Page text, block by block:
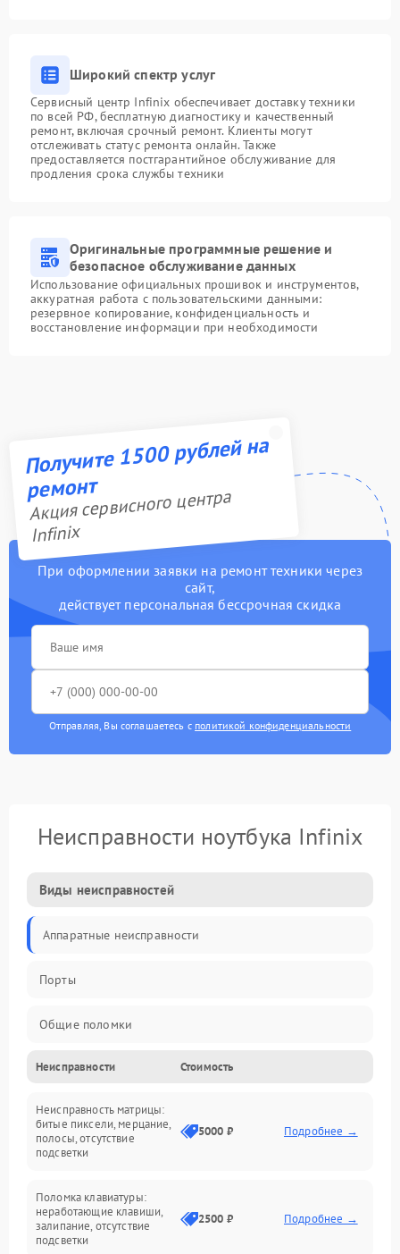
Широкий спектр услуг
Сервисный центр Infinix обеспечивает доставку техники
по всей РФ, бесплатную диагностику и качественный
ремонт, включая срочный ремонт. Клиенты могут
отслеживать статус ремонта онлайн. Также
предоставляется постгарантийное обслуживание для
продления срока службы техники
Оригинальные программные решение и
безопасное обслуживание данных
Использование официальных прошивок и инструментов,
аккуратная работа с пользовательскими данными:
резервное копирование, конфиденциальность и
восстановление информации при необходимости
Получите 1500 рублей на
ремонт
Акция сервисного центра
Infinix
При оформлении заявки на ремонт техники через
сайт,
действует персональная бессрочная скидка
Отправляя, Вы соглашаетесь с политикой конфиденциальности
Неисправности ноутбука Infinix
Виды неисправностей
Аппаратные неисправности
Порты
Общие поломки
Устройства
Программные ошибки
Электрические и системные сбои
Интерфейсные проблемы
Батарея
Неисправности Стоимость
Неисправность матрицы:
битые пиксели, мерцание,
полосы, отсутствие
подсветки
5000 ₽ Подробнее →
Поломка клавиатуры:
неработающие клавиши,
залипание, отсутствие
подсветки
2500 ₽ Подробнее →